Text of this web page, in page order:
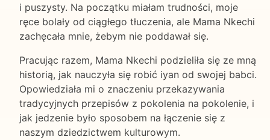
i puszysty. Na początku miałam trudności, moje
ręce bolały od ciągłego tłuczenia, ale Mama Nkechi
zachęcała mnie, żebym nie poddawał się.
Pracując razem, Mama Nkechi podzieliła się ze mną
historią, jak nauczyła się robić iyan od swojej babci.
Opowiedziała mi o znaczeniu przekazywania
tradycyjnych przepisów z pokolenia na pokolenie, i
jak jedzenie było sposobem na łączenie się z
naszym dziedzictwem kulturowym.